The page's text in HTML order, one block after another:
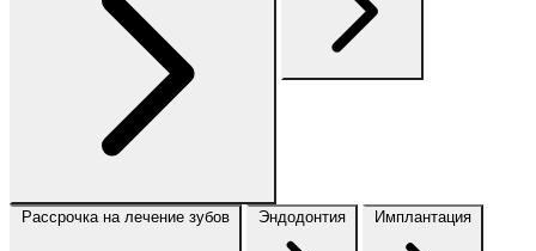
Рассрочка на лечение зубов Эндодонтия Имплантация